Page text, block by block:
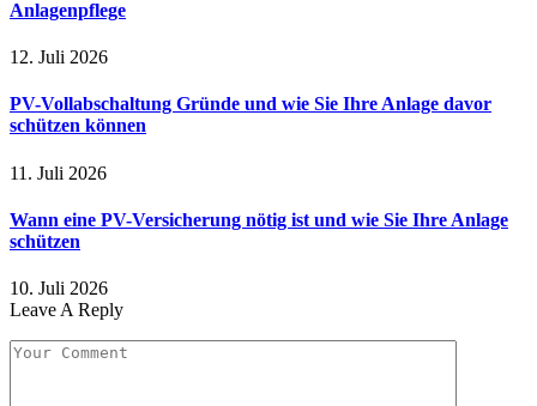
Anlagenpflege
12. Juli 2026
PV-Vollabschaltung Gründe und wie Sie Ihre Anlage davor
schützen können
11. Juli 2026
Wann eine PV-Versicherung nötig ist und wie Sie Ihre Anlage
schützen
10. Juli 2026
Leave A Reply